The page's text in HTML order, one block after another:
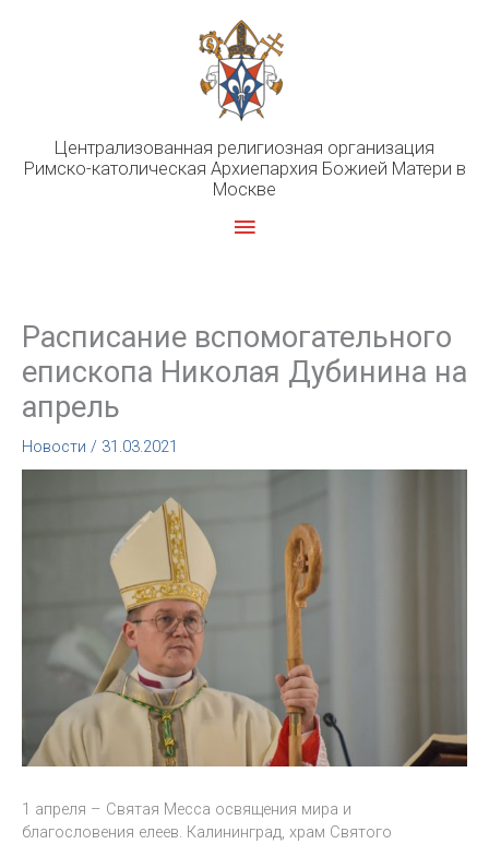
Централизованная религиозная организация
Римско-католическая Архиепархия Божией Матери в
Москве
Главное
Расписание вспомогательного
епископа Николая Дубинина на
апрель
Новости / 31.03.2021
1 апреля – Святая Месса освящения мира и
благословения елеев. Калининград, храм Святого